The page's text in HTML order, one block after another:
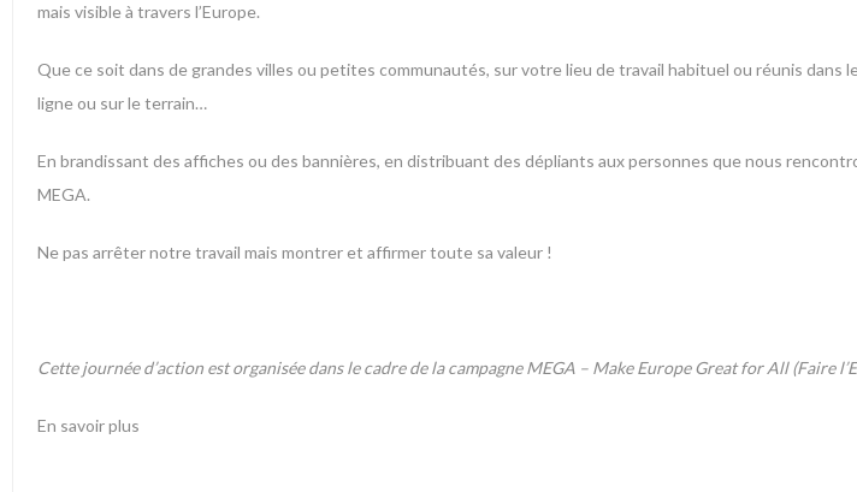
mais visible à travers l’Europe.
Que ce soit dans de grandes villes ou petites communautés, sur votre lieu de travail habituel ou réunis
ligne ou sur le terrain…
En brandissant des affiches ou des bannières, en distribuant des dépliants aux personnes que nous
MEGA.
Ne pas arrêter notre travail mais montrer et affirmer toute sa valeur !
Cette journée d’action est organisée dans le cadre de la campagne MEGA – Make Europe Great for All
En savoir plus